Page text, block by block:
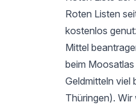
Roten Listen
kostenlos
Mittel
beim
Geldmitteln viel
Thüringen).